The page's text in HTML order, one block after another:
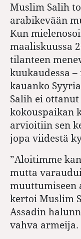
Muslim Salih
arabikevään
Kun
maaliskuussa
tilanteen
kuukaudessa
kauanko
Salih ei
kokouspaikan
arvioitiin sen
jopa viidestä
”Aloitimme
mutta
muuttumiseen
kertoi Muslim
Assadin
vahva armeija.